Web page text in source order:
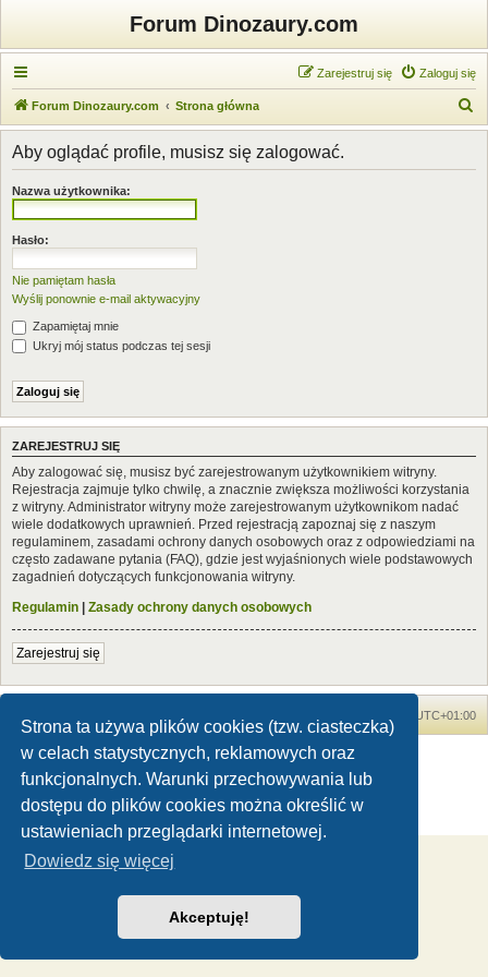
Strona ta używa plików cookies (tzw. ciasteczka)
w celach statystycznych, reklamowych oraz
funkcjonalnych. Warunki przechowywania lub
dostępu do plików cookies można określić w
ustawieniach przeglądarki internetowej.
Dowiedz się więcej
Akceptuję!
Forum Dinozaury.com
Zaloguj się
Zarejestruj się
Forum Dinozaury.com Strona główna
z
Aby oglądać profile, musisz się zalogować.
Nazwa użytkownika:
Hasło:
Nie pamiętam hasła
Wyślij ponownie e-mail aktywacyjny
Zapamiętaj mnie
Ukryj mój status podczas tej sesji
ZAREJESTRUJ SIĘ
Aby zalogować się, musisz być zarejestrowanym użytkownikiem witryny.
Rejestracja zajmuje tylko chwilę, a znacznie zwiększa możliwości korzystania
z witryny. Administrator witryny może zarejestrowanym użytkownikom nadać
wiele dodatkowych uprawnień. Przed rejestracją zapoznaj się z naszym
regulaminem, zasadami ochrony danych osobowych oraz z odpowiedziami na
często zadawane pytania (FAQ), gdzie jest wyjaśnionych wiele podstawowych
zagadnień dotyczących funkcjonowania witryny.
Regulamin | Zasady ochrony danych osobowych
Zarejestruj się
UTC+01:00
Dinozaury.com© 2006-2020
Technologię dostarczaphpBB® Forum Software © phpBB Limited
Zasady ochrony danych osobowych|Regulamin